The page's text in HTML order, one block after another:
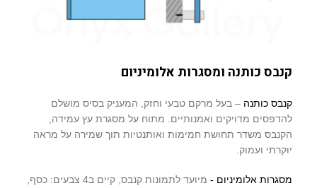
קנבס כותנה ומסגרות אלומיניום
קנבס כותנה – בעל מרקם טבעי וחזק, המעניק בסיס מושלם
להדפסים מדויקים ואמנותיים. מתוח על מסגרת עץ עמידה,
הקנבס משדר תחושת חמימות ואותנטיות תוך שמירה על מראה
יוקרתי ועמוק.
מסגרות אלומיניום -
מיועד לתמונות קנבס, קיים ב4 צבעים: כסף,